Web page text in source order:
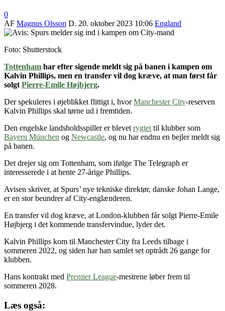
0
AF Magnus Olsson D. 20. oktober 2023 10:06 England
Foto: Shutterstock
Tottenham har efter sigende meldt sig på banen i kampen om
Kalvin Phillips, men en transfer vil dog kræve, at man først får
solgt Pierre-Emile Højbjerg.
Der spekuleres i øjeblikket flittigt i, hvorManchester City-reserven
Kalvin Phillips skal tørne ud i fremtiden.
Den engelske landsholdsspiller er blevet rygtet til klubber som
Bayern München og Newcastle, og nu har endnu en bejler meldt sig
på banen.
Det drejer sig om Tottenham, som ifølge The Telegraph er
interesserede i at hente 27-årige Phillips.
Avisen skriver, at Spurs’ nye tekniske direktør, danske Johan Lange,
er en stor beundrer af City-englænderen.
En transfer vil dog kræve, at London-klubben får solgt Pierre-Emile
Højbjerg i det kommende transfervindue, lyder det.
Kalvin Phillips kom til Manchester City fra Leeds tilbage i
sommeren 2022, og siden har han samlet set optrådt 26 gange for
klubben.
Hans kontrakt med Premier League-mestrene løber frem til
sommeren 2028.
Læs også: